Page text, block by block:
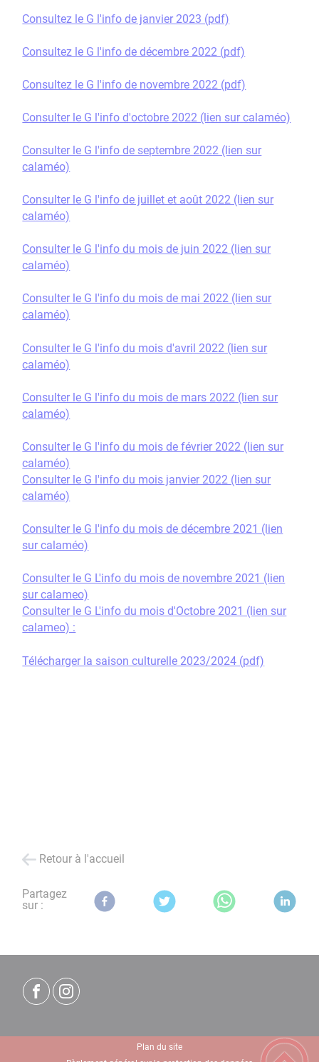
Consultez le G l'info de janvier 2023 (pdf)
Consultez le G l'info de décembre 2022 (pdf)
Consultez le G l'info de novembre 2022 (pdf)
Consulter le G l'info d'octobre 2022 (lien sur calaméo)
Consulter le G l'info de septembre 2022 (lien sur
calaméo)
Consulter le G l'info de juillet et août 2022 (lien sur
calaméo)
Consulter le G l'info du mois de juin 2022 (lien sur
calaméo)
Consulter le G l'info du mois de mai 2022 (lien sur
calaméo)
Consulter le G l'info du mois d'avril 2022 (lien sur
calaméo)
Consulter le G l'info du mois de mars 2022 (lien sur
calaméo)
Consulter le G l'info du mois de février 2022 (lien sur
calaméo)
Consulter le G l'info du mois janvier 2022 (lien sur
calaméo)
Consulter le G l'info du mois de décembre 2021 (lien
sur calaméo)
Consulter le G L'info du mois de novembre 2021 (lien
sur calameo)
Consulter le G L'info du mois d'Octobre 2021 (lien sur
calameo) :
Télécharger la saison culturelle 2023/2024 (pdf)
Retour à l'accueil
Partagez
sur :
Plan du site